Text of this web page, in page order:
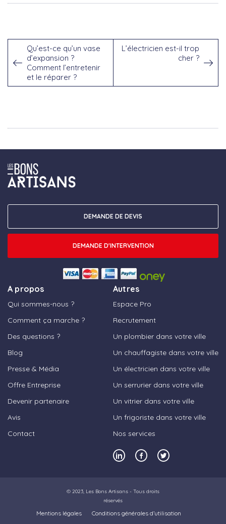
Qu’est-ce qu’un vase
d’expansion ?
Comment l’entretenir
et le réparer ?
L’électricien est-il trop
cher ?
A propos
Qui sommes-nous ?
Comment ça marche ?
Des questions ?
Blog
Presse & Média
Offre Entreprise
Devenir partenaire
Avis
Contact
Autres
Espace Pro
Recrutement
Un plombier dans votre ville
Un chauffagiste dans votre ville
Un électricien dans votre ville
Un serrurier dans votre ville
Un vitrier dans votre ville
Un frigoriste dans votre ville
Nos services
DEMANDE DE DEVIS
DEMANDE D'INTERVENTION
© 2023, Les Bons Artisans - Tous droits
réservés
Mentions légales Conditions générales d’utilisation